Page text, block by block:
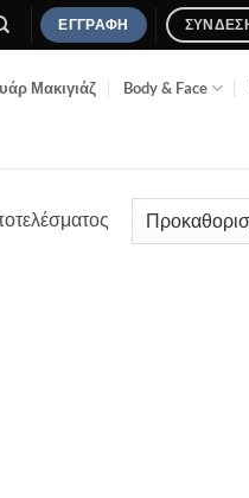
ΕΓΓΡΑΦΉ
Μακιγιάζ Body & Face